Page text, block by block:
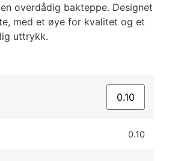
overdådig bakteppe. Designet
med et øye for kvalitet og et
uttrykk.
0.10